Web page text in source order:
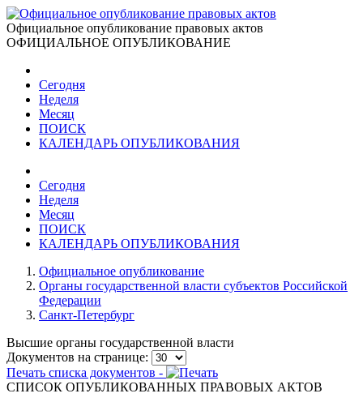
Официальное опубликование правовых актов
ОФИЦИАЛЬНОЕ ОПУБЛИКОВАНИЕ
Сегодня
Неделя
Месяц
ПОИСК
КАЛЕНДАРЬ ОПУБЛИКОВАНИЯ
Сегодня
Неделя
Месяц
ПОИСК
КАЛЕНДАРЬ ОПУБЛИКОВАНИЯ
Официальное опубликование
Органы государственной власти субъектов Российской
Федерации
Санкт-Петербург
Высшие органы государственной власти
Документов на странице:
Печать списка документов -
СПИСОК ОПУБЛИКОВАННЫХ ПРАВОВЫХ АКТОВ